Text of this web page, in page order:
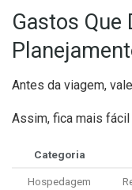
Gastos Que
Antes da viagem,
Assim, fica mais
Categoria
Hospedagem